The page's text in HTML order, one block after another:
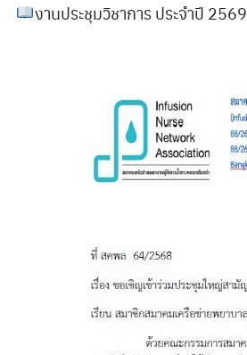
งานประชุมวิชาการ ประจำปี 2569